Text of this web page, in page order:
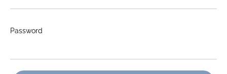
Password